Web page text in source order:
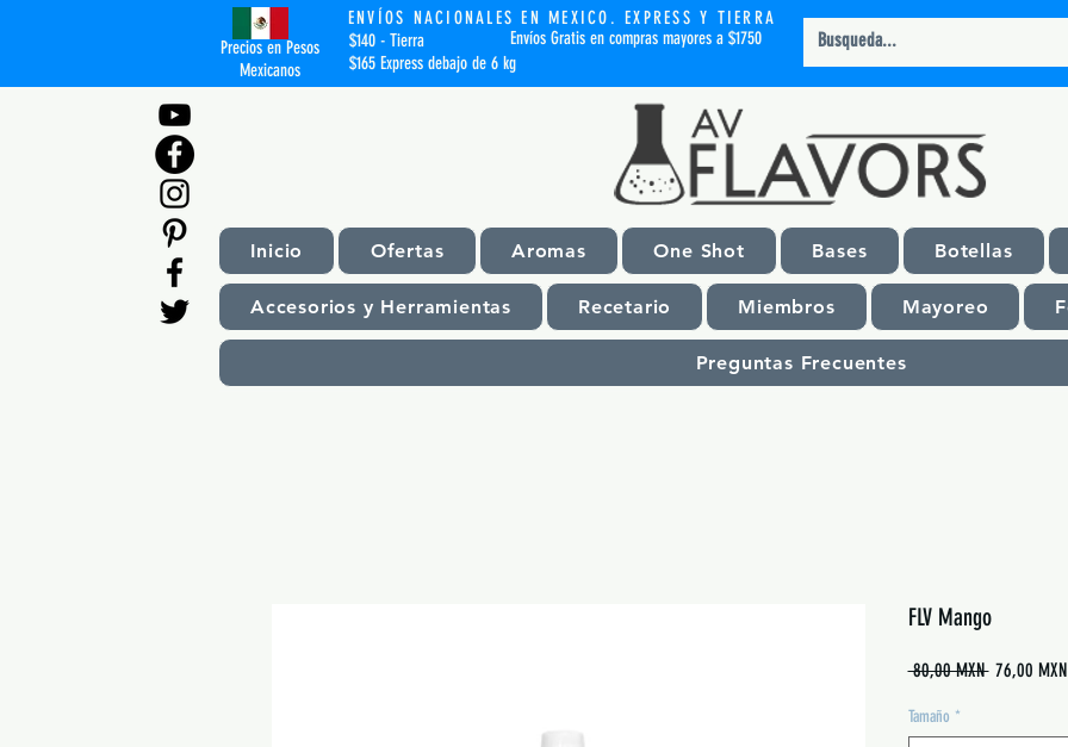
Precios en Pesos
Mexicanos
ENVÍOS NACIONALES EN MEXICO. EXPRESS Y TIERRA
Envíos Gratis en compras mayores a $1750
$140 - Tierra
$165 Express debajo de 6 kg
Inicio Ofertas Aromas One Shot Bases Botellas
Accesorios y Herramientas Recetario Miembros Mayoreo
Preguntas Frecuentes
FLV Mango
80,00 MXN Precio
76,00 MXN
Tamaño *